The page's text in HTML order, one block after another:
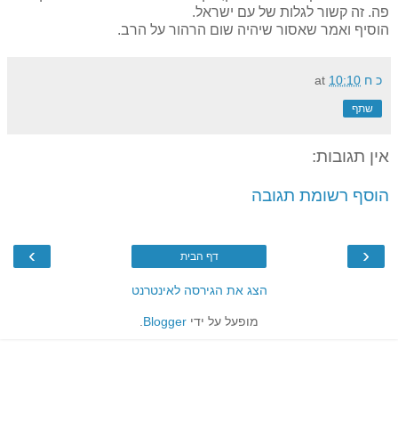
פה. זה קשור לגלות של עם ישראל.
הוסיף ואמר שאסור שיהיה שום הרהור על הרב.
כ ח at 10:10
שתף
אין תגובות:
הוסף רשומת תגובה
‹
› דף הבית
הצג את הגירסה לאינטרנט
מופעל על ידי Blogger
.